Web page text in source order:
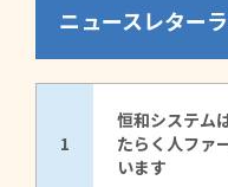
ニュースレター
1
恒和システム
たらく人ファ
います